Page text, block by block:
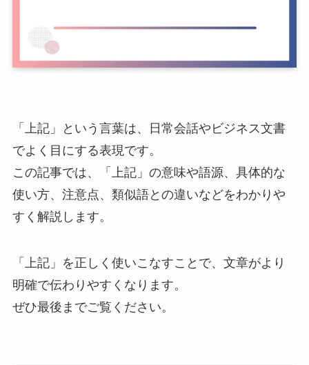
「上記」という言葉は、日常会話やビジネス文書
でよく目にする表現です。
この記事では、「上記」の意味や語源、具体的な
使い方、注意点、類似語との違いなどをわかりや
すく解説します。
「上記」を正しく使いこなすことで、文章がより
明確で伝わりやすくなります。
ぜひ最後までご覧ください。